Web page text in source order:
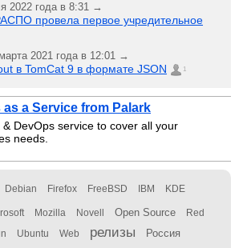
2022 года в 8:31 →
провела первое учредительное
2021 года в 12:01 →
в TomCat 9 в формате JSON 1
as a Service from Palark
& DevOps service to cover all your
needs.
Debian Firefox FreeBSD IBM KDE
Mozilla Novell Open Source Red
Ubuntu Web релизы Россия